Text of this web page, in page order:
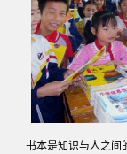
书本是知识与人之间